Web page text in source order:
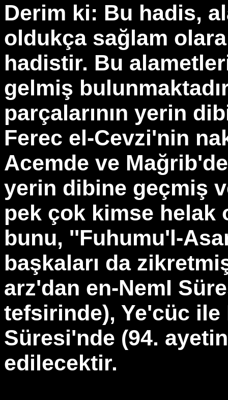
Derim ki: Bu hadis,
oldukça sağlam
hadistir. Bu
gelmiş
parçalarının yerin
Ferec el-Cevzi'nin
Acemde ve
yerin dibine geçmiş
pek çok kimse helak
bunu, ''Fuhumu'l-
başkaları da
arz'dan en-NemI
tefsirinde), Ye'cüc
Süresi'nde (94.
edilecektir.